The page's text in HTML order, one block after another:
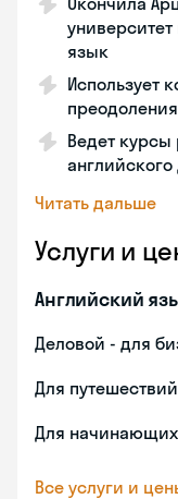
язык
Использует
Ведет курсы
Читать дальше
Услуги и
Английский
Деловой - для
Для путешествий
Для
Все услуги и